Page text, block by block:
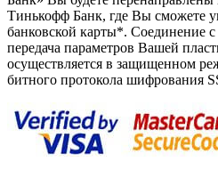
Тинькофф Банк, где Вы сможете
банковской карты*. Соединение
передача параметров Вашей
осуществляется в защищенном
битного протокола шифрования